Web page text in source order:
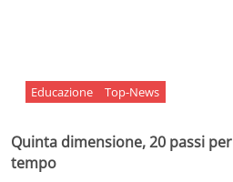
Educazione Top-News
Quinta dimensione, 20 passi
tempo